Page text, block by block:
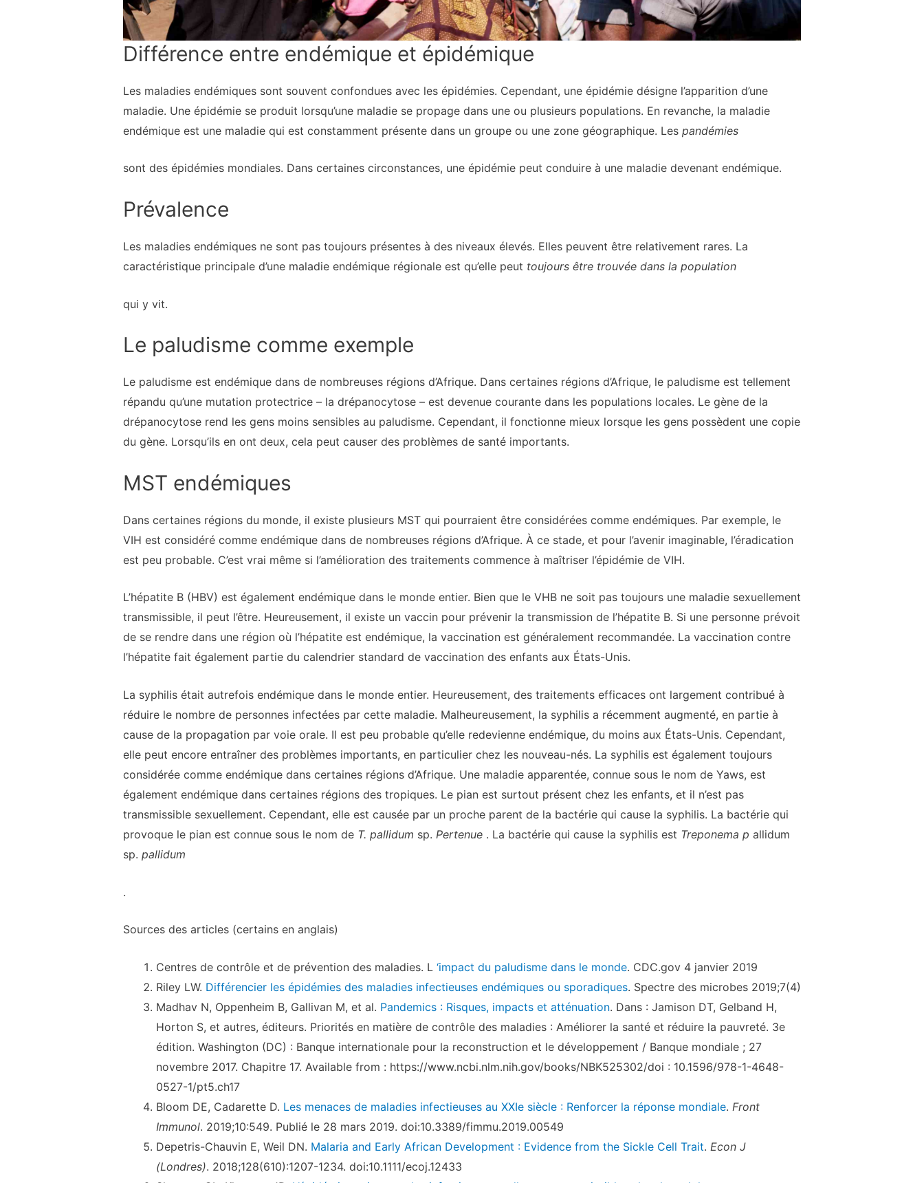
Différence entre endémique et épidémique
Les maladies endémiques sont souvent confondues avec les épidémies. Cependant, une épidémie désigne l’apparition d’une
maladie. Une épidémie se produit lorsqu’une maladie se propage dans une ou plusieurs populations. En revanche, la maladie
endémique est une maladie qui est constamment présente dans un groupe ou une zone géographique. Les pandémies
sont des épidémies mondiales. Dans certaines circonstances, une épidémie peut conduire à une maladie devenant endémique.
Prévalence
Les maladies endémiques ne sont pas toujours présentes à des niveaux élevés. Elles peuvent être relativement rares. La
caractéristique principale d’une maladie endémique régionale est qu’elle peut toujours être trouvée dans la population
qui y vit.
Le paludisme comme exemple
Le paludisme est endémique dans de nombreuses régions d’Afrique. Dans certaines régions d’Afrique, le paludisme est tellement
répandu qu’une mutation protectrice – la drépanocytose – est devenue courante dans les populations locales. Le gène de la
drépanocytose rend les gens moins sensibles au paludisme. Cependant, il fonctionne mieux lorsque les gens possèdent une copie
du gène. Lorsqu’ils en ont deux, cela peut causer des problèmes de santé importants.
MST endémiques
Dans certaines régions du monde, il existe plusieurs MST qui pourraient être considérées comme endémiques. Par exemple, le
VIH est considéré comme endémique dans de nombreuses régions d’Afrique. À ce stade, et pour l’avenir imaginable, l’éradication
est peu probable. C’est vrai même si l’amélioration des traitements commence à maîtriser l’épidémie de VIH.
L’hépatite B (HBV) est également endémique dans le monde entier. Bien que le VHB ne soit pas toujours une maladie sexuellement
transmissible, il peut l’être. Heureusement, il existe un vaccin pour prévenir la transmission de l’hépatite B. Si une personne prévoit
de se rendre dans une région où l’hépatite est endémique, la vaccination est généralement recommandée. La vaccination contre
l’hépatite fait également partie du calendrier standard de vaccination des enfants aux États-Unis.
La syphilis était autrefois endémique dans le monde entier. Heureusement, des traitements efficaces ont largement contribué à
réduire le nombre de personnes infectées par cette maladie. Malheureusement, la syphilis a récemment augmenté, en partie à
cause de la propagation par voie orale. Il est peu probable qu’elle redevienne endémique, du moins aux États-Unis. Cependant,
elle peut encore entraîner des problèmes importants, en particulier chez les nouveau-nés. La syphilis est également toujours
considérée comme endémique dans certaines régions d’Afrique. Une maladie apparentée, connue sous le nom de Yaws, est
également endémique dans certaines régions des tropiques. Le pian est surtout présent chez les enfants, et il n’est pas
transmissible sexuellement. Cependant, elle est causée par un proche parent de la bactérie qui cause la syphilis. La bactérie qui
provoque le pian est connue sous le nom de T. pallidum sp. Pertenue . La bactérie qui cause la syphilis est Treponema p allidum
sp. pallidum
.
Sources des articles (certains en anglais)
Centres de contrôle et de prévention des maladies. L ‘impact du paludisme dans le monde. CDC.gov 4 janvier 2019
Riley LW. Différencier les épidémies des maladies infectieuses endémiques ou sporadiques. Spectre des microbes 2019;7(4)
Madhav N, Oppenheim B, Gallivan M, et al. Pandemics : Risques, impacts et atténuation. Dans : Jamison DT, Gelband H,
Horton S, et autres, éditeurs. Priorités en matière de contrôle des maladies : Améliorer la santé et réduire la pauvreté. 3e
édition. Washington (DC) : Banque internationale pour la reconstruction et le développement / Banque mondiale ; 27
novembre 2017. Chapitre 17. Available from : https://www.ncbi.nlm.nih.gov/books/NBK525302/doi : 10.1596/978-1-4648-
0527-1/pt5.ch17
Bloom DE, Cadarette D. Les menaces de maladies infectieuses au XXIe siècle : Renforcer la réponse mondiale. Front
Immunol. 2019;10:549. Publié le 28 mars 2019. doi:10.3389/fimmu.2019.00549
Depetris-Chauvin E, Weil DN. Malaria and Early African Development : Evidence from the Sickle Cell Trait. Econ J
(Londres). 2018;128(610):1207-1234. doi:10.1111/ecoj.12433